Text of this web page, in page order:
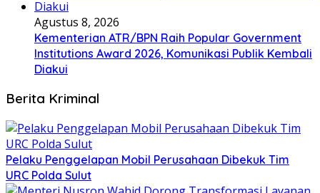
Agustus 8, 2026
Kementerian ATR/BPN Raih Popular Government
Institutions Award 2026, Komunikasi Publik Kembali
Diakui
Berita Kriminal
​Pelaku Penggelapan Mobil Perusahaan Dibekuk Tim
URC Polda Sulut